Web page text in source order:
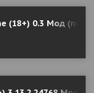
(18+) 0.3 Мод